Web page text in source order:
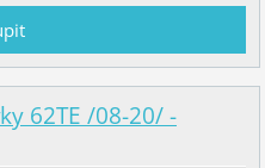
62TE /08-20/ -